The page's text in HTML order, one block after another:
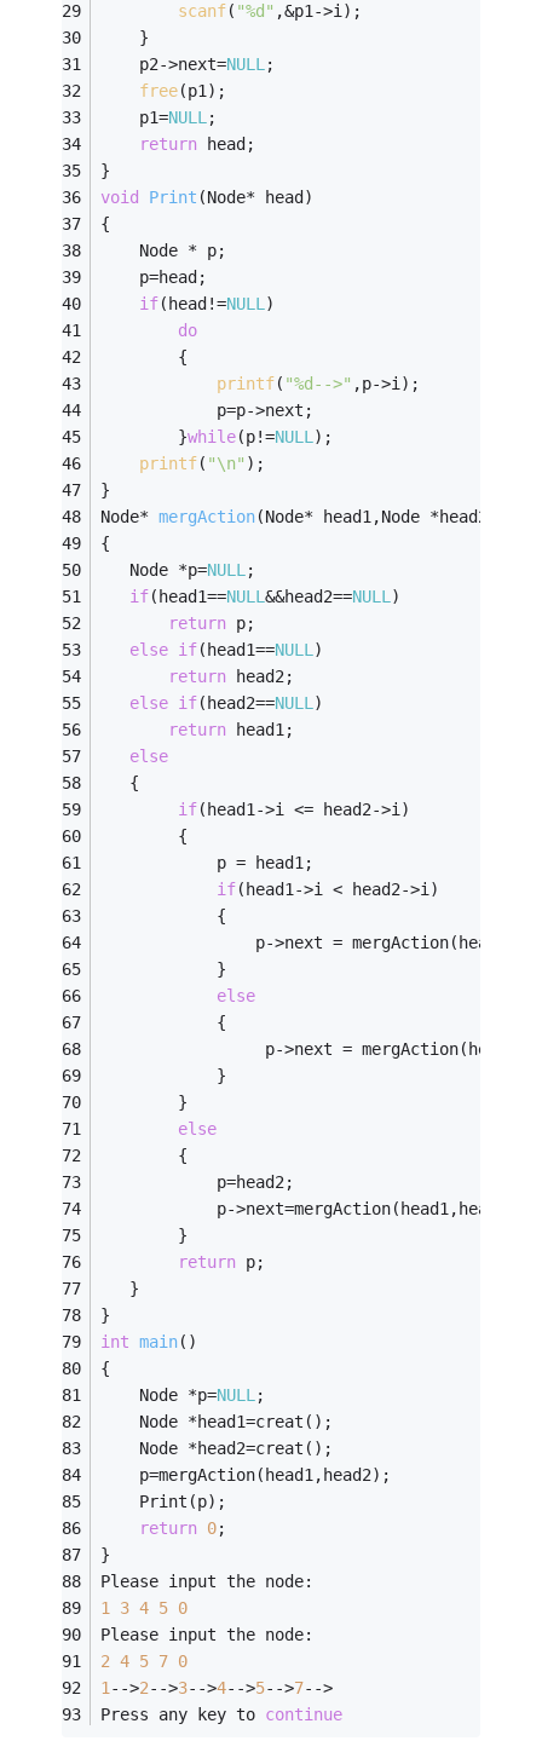
scanf( "%d" ,&p1->i);
    }
    p2->next=
NULL;
free(p1);
    p1=
NULL;
return head;
}
void
Print (Node* head)
{
    Node * p;
    p=head;
if(head!=NULL)
do
        {
printf( "%d-->" ,p->i);
            p=p->next;
        }
while(p!=NULL);
printf( "\n" );
}
Node* mergAction(Node* head1,Node *head2)
{
   Node *p=
NULL;
if(head1==NULL&&head2==NULL)
return p;
else if(head1==NULL)
return head2;
else if(head2==NULL)
return head1;
else
   {
if(head1->i <= head2->i)
        {
            p = head1;
if(head1->i < head2->i)
            {
p->next = mergAction(head1-
            }
else
            {
p->next = mergAction(head1-
            }
        }
else
        {
            p=head2;
p->next=mergAction(head1,head2-
        }
return p;
   }
}
int main()
{
    Node *p=
NULL;
    Node *head1=creat();
    Node *head2=creat();
    p=mergAction(head1,head2);
    Print(p);
return 0;
}
Please input the node:
1 3 4 5 0
Please input the node:
2 4 5 7 0
1-->2-->3-->4-->5-->7-->
Press any key to continue